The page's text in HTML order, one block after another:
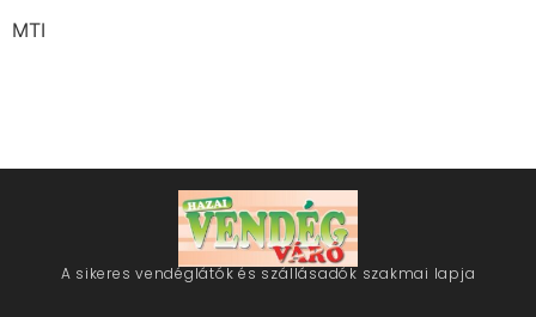
MTI
A sikeres vendéglátók és szállásadók szakmai lapja